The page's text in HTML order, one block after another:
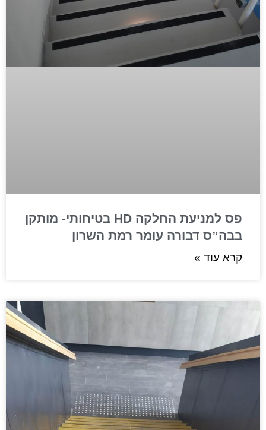
פס למניעת החלקה HD בטיחותי- מותקן
בבה”ס דבורה עומר רמת השרון
קרא עוד »